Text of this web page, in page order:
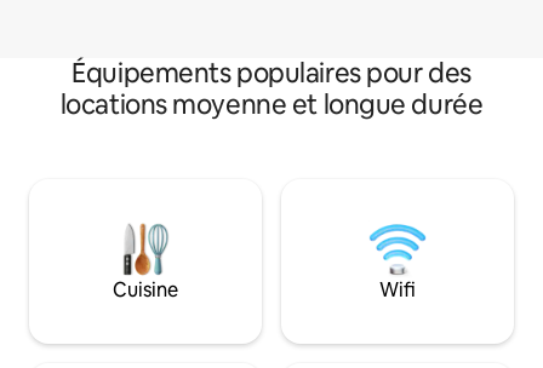
Équipements populaires pour des
locations moyenne et longue durée
Cuisine Wifi